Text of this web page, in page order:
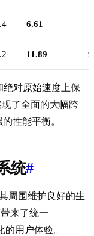
6.61
11.89
绝对原始速度上保
了全面的大幅跨
性能平衡。
统#
周围维护良好的生
来了统一
用户体验。